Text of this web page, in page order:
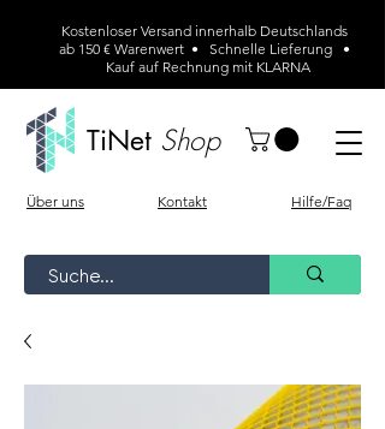
Kostenloser Versand innerhalb Deutschlands
ab 150 € Warenwert • Schnelle Lieferung •
Kauf auf Rechnung mit KLARNA
TiNet Shop
Über uns Kontakt Hilfe/Faq